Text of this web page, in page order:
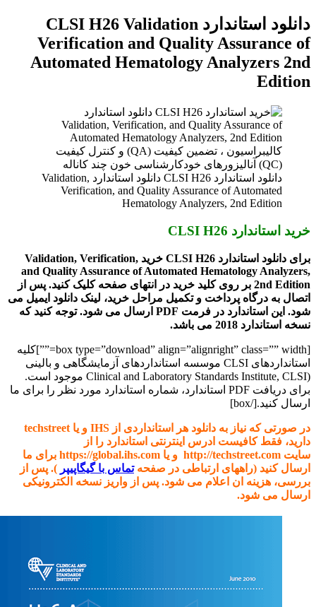
دانلود استاندارد CLSI H26 Validation
Verification and Quality Assurance of
Automated Hematology Analyzers 2nd
Edition
دانلود استاندارد CLSI H26 دانلود استاندارد Validation,
Verification, and Quality Assurance of Automated
Hematology Analyzers, 2nd Edition
خرید استاندارد CLSI H26
برای دانلود استاندارد CLSI H26 خرید Validation, Verification,
and Quality Assurance of Automated Hematology Analyzers,
2nd Edition بر روی کلید خرید در انتهای صفحه کلیک کنید. پس از
اتصال به درگاه پرداخت و تکمیل مراحل خرید، لینک دانلود ایمیل می
شود. این استاندارد در فرمت PDF ارسال می شود. توجه کنید که
نسخه استاندارد 2018 می باشد.
[box type=”download” align=”alignright” class=”” width=””]کلیه
استانداردهای CLSI موسسه استانداردهای آزمایشگاهی و بالینی
(Clinical and Laboratory Standards Institute, CLSI موجود است.
برای دریافت PDF استاندارد، شماره استاندارد مورد نظر را برای ما
ارسال کنید.[/box]
در صورتی که نیاز به دانلود هر استانداردی از IHS و یا techstreet
دارید، فقط کافیست ادرس اینترنتی استاندارد را از
سایت http://techstreet.com و یا https://global.ihs.com برای ما
ارسال کنید (راههای ارتباطی در صفحهتماس با گیگاپیپر ). پس از
بررسی، هزینه ان اعلام می شود. پس از واریز نسخه الکترونیکی
ارسال می شود.